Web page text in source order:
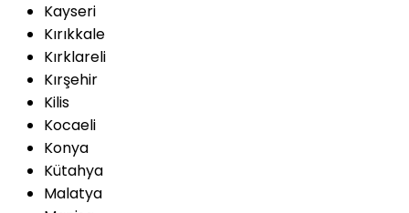
Kayseri
Kırıkkale
Kırklareli
Kırşehir
Kilis
Kocaeli
Konya
Kütahya
Malatya